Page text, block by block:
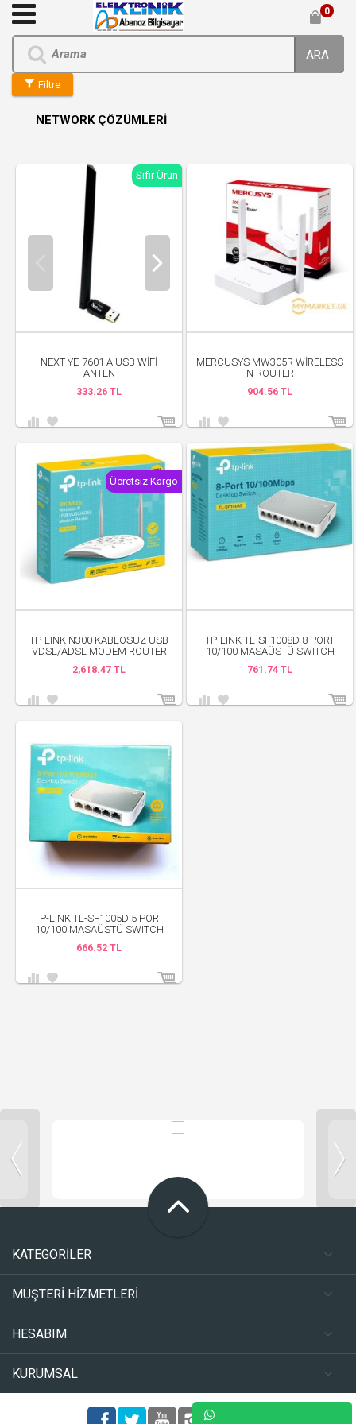
0
ARA
Filtre
NETWORK ÇÖZÜMLERİ
Sıfır Ürün
NEXT YE-7601 A USB WİFİ
ANTEN
333.26 TL
MERCUSYS MW305R WIRELESS
N ROUTER
904.56 TL
Ücretsiz Kargo
TP-LINK N300 KABLOSUZ USB
VDSL/ADSL MODEM ROUTER
2,618.47 TL
TP-LINK TL-SF1008D 8 PORT
10/100 MASAÜSTÜ SWITCH
761.74 TL
TP-LINK TL-SF1005D 5 PORT
10/100 MASAÜSTÜ SWITCH
666.52 TL
KATEGORİLER
MÜŞTERİ HİZMETLERİ
HESABIM
KURUMSAL